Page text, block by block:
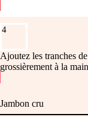
4
Ajoutez les tranches
grossièrement à la
Jambon cru